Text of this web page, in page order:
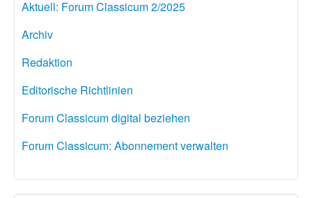
Aktuell: Forum Classicum 2/2025
Archiv
Redaktion
Editorische Richtlinien
Forum Classicum digital beziehen
Forum Classicum: Abonnement verwalten